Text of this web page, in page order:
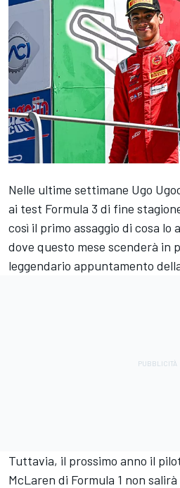
Nelle ultime settimane Ugo
ai test Formula 3 di fine
così il primo assaggio di cosa lo
dove questo mese scenderà in
leggendario appuntamento
Tuttavia, il prossimo anno il
McLaren di Formula 1 non